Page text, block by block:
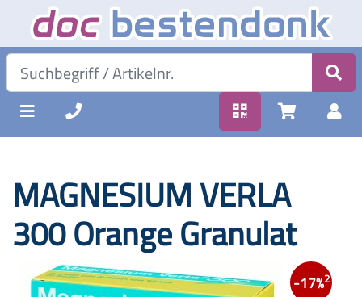
MAGNESIUM VERLA
300 Orange Granulat
-17%2